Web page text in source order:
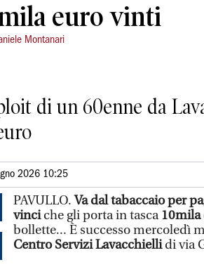
euro vinti
Montanari
di un 60enne da
2026 10:25
PAVULLO.Va dal tabaccaio per
vinciche gli porta in tasca 10mila
bollette... È successo mercoledì
Centro Servizi Lavacchiellidi via